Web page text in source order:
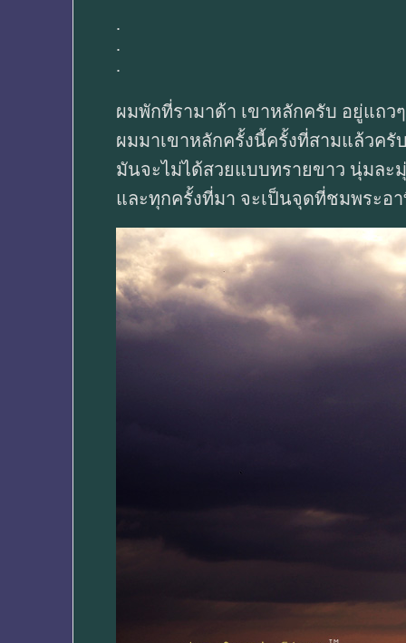
.
.
.
ผมพักที่รามาด้า เขาหลักครับ อยู่แถว
ผมมาเขาหลักครั้งนี้ครั้งที่สามแล้วครั
มันจะไม่ได้สวยแบบทรายขาว นุ่มละ
และทุกครั้งที่มา จะเป็นจุดที่ชมพระอ